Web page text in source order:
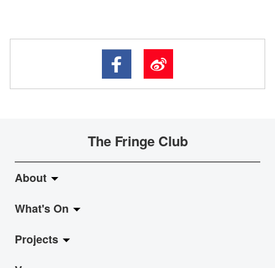
The Fringe Club
About
About Fringe Club
Fringe Evolution
What's On
LiveMusic
Projects